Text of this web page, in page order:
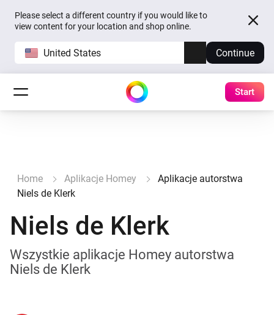
Please select a different country if you would like to
view content for your location and shop online.
United States Continue
Start
Home Aplikacje Homey
Aplikacje autorstwa
Niels de Klerk
Niels de Klerk
Wszystkie aplikacje Homey autorstwa
Niels de Klerk